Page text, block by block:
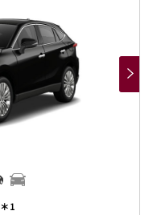
＊1